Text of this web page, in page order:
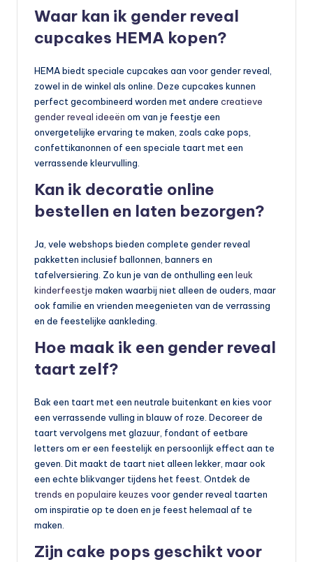
Waar kan ik gender reveal
cupcakes HEMA kopen?
HEMA biedt speciale cupcakes aan voor gender reveal,
zowel in de winkel als online. Deze cupcakes kunnen
perfect gecombineerd worden met andere creatieve
gender reveal ideeën om van je feestje een
onvergetelijke ervaring te maken, zoals cake pops,
confettikanonnen of een speciale taart met een
verrassende kleurvulling.
Kan ik decoratie online
bestellen en laten bezorgen?
Ja, vele webshops bieden complete gender reveal
pakketten inclusief ballonnen, banners en
tafelversiering. Zo kun je van de onthulling een leuk
kinderfeestje maken waarbij niet alleen de ouders, maar
ook familie en vrienden meegenieten van de verrassing
en de feestelijke aankleding.
Hoe maak ik een gender reveal
taart zelf?
Bak een taart met een neutrale buitenkant en kies voor
een verrassende vulling in blauw of roze. Decoreer de
taart vervolgens met glazuur, fondant of eetbare
letters om er een feestelijk en persoonlijk effect aan te
geven. Dit maakt de taart niet alleen lekker, maar ook
een echte blikvanger tijdens het feest. Ontdek de
trends en populaire keuzes voor gender reveal taarten
om inspiratie op te doen en je feest helemaal af te
maken.
Zijn cake pops geschikt voor